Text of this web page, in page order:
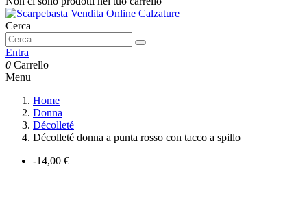
Cerca
Entra
0 Carrello
Menu
Home
Donna
Décolleté
Décolleté donna a punta rosso con tacco a spillo
-14,00 €